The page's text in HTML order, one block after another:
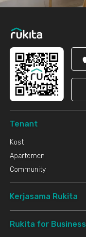
Tenant
Kost
Apartemen
Community
Kerjasama Rukita
Rukita for Business